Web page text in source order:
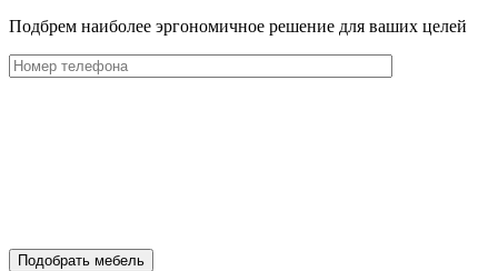
Подбрем наиболее эргономичное решение для ваших целей
Подобрать мебель